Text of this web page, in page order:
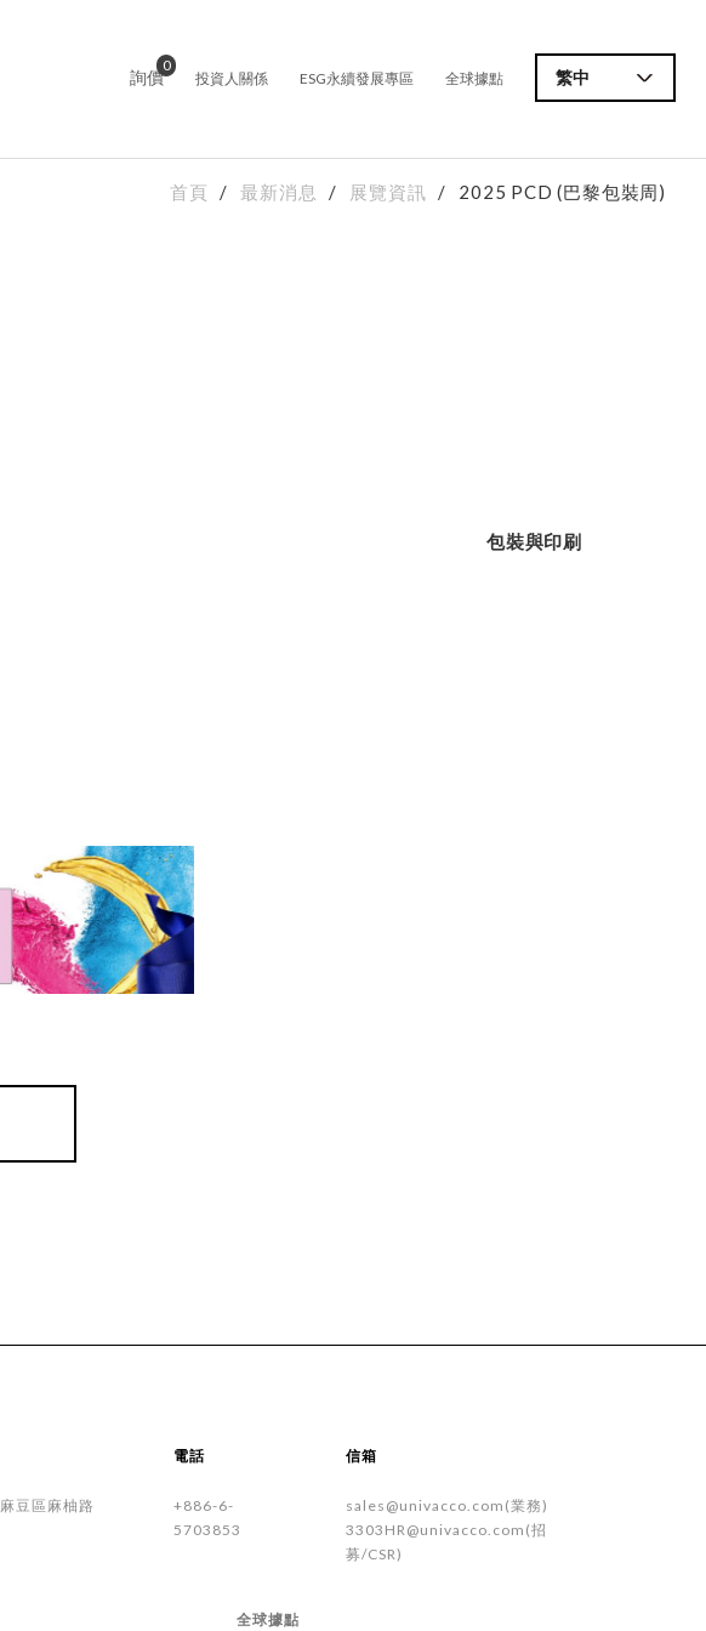
詢價
0
投資人關係 ESG永續發展專區 全球據點 繁中
首頁 最新消息 展覽資訊 2025 PCD (巴黎包裝周)
包裝與印刷
麻豆區 麻柚路
電話
+886-6-
5703853
信箱
sales@univacco.com(業務)
3303HR@univacco.com(招
募/CSR)
全球據點